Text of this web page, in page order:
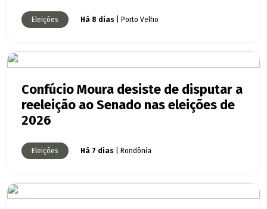
Eleições Há 8 dias | Porto Velho
Confúcio Moura desiste de disputar a
reeleição ao Senado nas eleições de
2026
Eleições Há 7 dias | Rondônia